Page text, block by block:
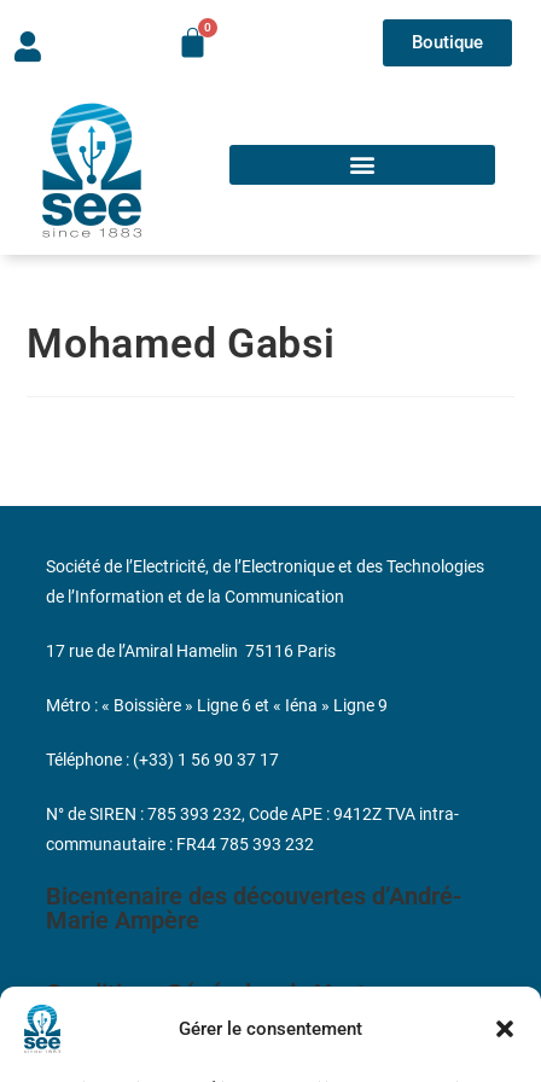
Gérer le consentement
Boutique
Mohamed Gabsi
Bicentenaire des découvertes d’André-
Marie Ampère
Conditions Générales de Vente
Société de l’Electricité, de l’Electronique et des Technologies
de l’Information et de la Communication
17 rue de l’Amiral Hamelin 75116 Paris
Métro : « Boissière » Ligne 6 et « Iéna » Ligne 9
Téléphone : (+33) 1 56 90 37 17
N° de SIREN : 785 393 232, Code APE : 9412Z TVA intra-
communautaire : FR44 785 393 232